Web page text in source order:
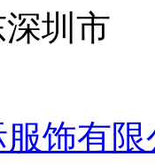
圳市
饰有限